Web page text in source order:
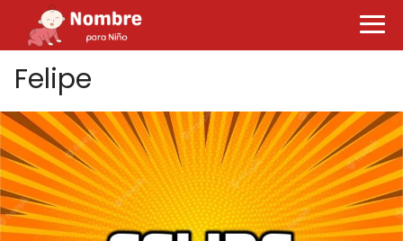
Felipe